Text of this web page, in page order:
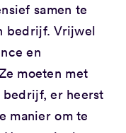
samen te
bedrijf. Vrijwel
en
moeten met
bedrijf, er heerst
manier om te